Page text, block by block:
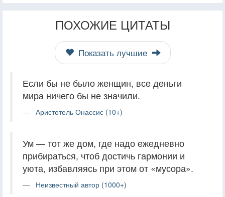
ПОХОЖИЕ ЦИТАТЫ
Показать лучшие
Если бы не было женщин, все деньги
мира ничего бы не значили.
Аристотель Онассис (10+)
Ум — тот же дом, где надо ежедневно
прибираться, чтоб достичь гармонии и
уюта, избавляясь при этом от «мусора».
Неизвестный автор (1000+)